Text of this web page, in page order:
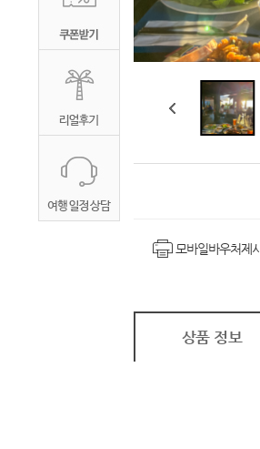
모바일바우처제시
상품 정보